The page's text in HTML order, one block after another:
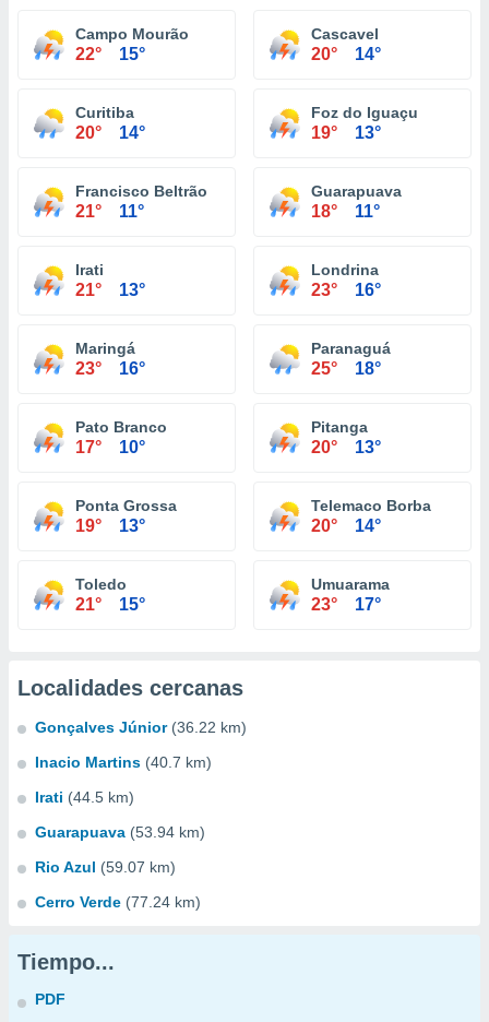
Campo Mourão
22° 15°
Cascavel
20° 14°
Curitiba
20° 14°
Foz do Iguaçu
19° 13°
Francisco Beltrão
21° 11°
Guarapuava
18° 11°
Irati
21° 13°
Londrina
23° 16°
Maringá
23° 16°
Paranaguá
25° 18°
Pato Branco
17° 10°
Pitanga
20° 13°
Ponta Grossa
19° 13°
Telemaco Borba
20° 14°
Toledo
21° 15°
Umuarama
23° 17°
Localidades cercanas
Gonçalves Júnior (36.22 km)
Inacio Martins (40.7 km)
Irati (44.5 km)
Guarapuava (53.94 km)
Rio Azul (59.07 km)
Cerro Verde (77.24 km)
Tiempo...
PDF